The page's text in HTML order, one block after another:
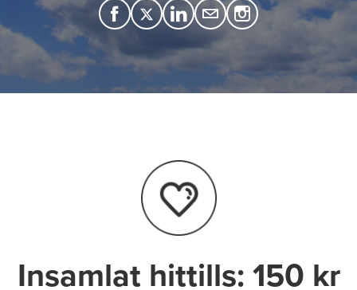
F
T
e
L
i
I
n
M
a
i
Insamlat hittills: 150 kr